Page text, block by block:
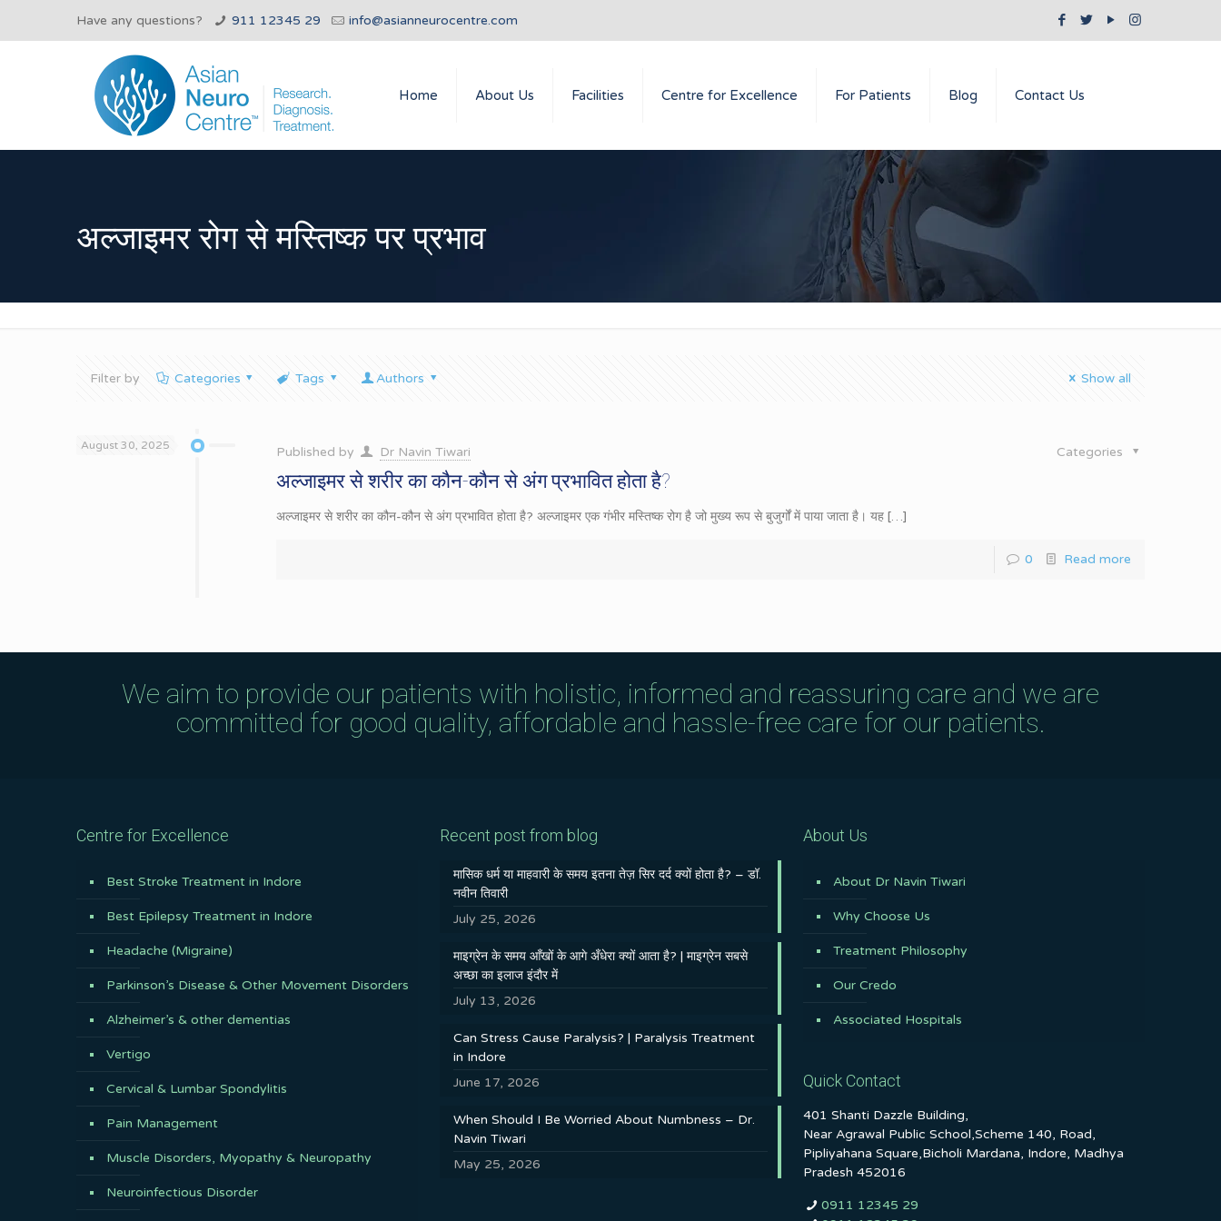
Have any questions? 911 12345 29 info@asianneurocentre.com
Home About Us Facilities Centre for Excellence For Patients Blog Contact Us
अल्जाइमर रोग से मस्तिष्क पर प्रभाव
Filter by Categories Tags Authors Show all
August 30, 2025 Published by Dr Navin Tiwari Categories
अल्जाइमर से शरीर का कौन-कौन से अंग प्रभावित होता है?
अल्जाइमर से शरीर का कौन-कौन से अंग प्रभावित होता है? अल्जाइमर एक गंभीर मस्तिष्क रोग है जो मुख्य रूप से बुजुर्गों में पाया जाता है। यह […]
0 Read more
We aim to provide our patients with holistic, informed and reassuring care and we are
committed for good quality, affordable and hassle-free care for our patients.
Centre for Excellence
Best Stroke Treatment in Indore
Best Epilepsy Treatment in Indore
Headache (Migraine)
Parkinson’s Disease & Other Movement Disorders
Alzheimer’s & other dementias
Vertigo
Cervical & Lumbar Spondylitis
Pain Management
Muscle Disorders, Myopathy & Neuropathy
Neuroinfectious Disorder
Recent post from blog
मासिक धर्म या माहवारी के समय इतना तेज़ सिर दर्द क्यों होता है? – डॉ.
नवीन तिवारी
July 25, 2026
माइग्रेन के समय आँखों के आगे अँधेरा क्यों आता है? | माइग्रेन सबसे
अच्छा का इलाज इंदौर में
July 13, 2026
Can Stress Cause Paralysis? | Paralysis Treatment
in Indore
June 17, 2026
When Should I Be Worried About Numbness – Dr.
Navin Tiwari
May 25, 2026
About Us
About Dr Navin Tiwari
Why Choose Us
Treatment Philosophy
Our Credo
Associated Hospitals
Quick Contact
401 Shanti Dazzle Building,
Near Agrawal Public School,Scheme 140, Road,
Pipliyahana Square,Bicholi Mardana, Indore, Madhya
Pradesh 452016
0911 12345 29